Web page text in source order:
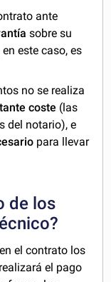
ante
sobre su
este caso, es
no se realiza
coste (las
del notario), e
para llevar
de los
el contrato los
el pago